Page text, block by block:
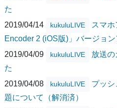
た
2019/04/14
kukuluLIVE
スマ
Encoder 2 (iOS版)」バージョ
2019/04/09
kukuluLIVE
放送の
た
2019/04/08
kukuluLIVE
プッシ
題について（解消済）